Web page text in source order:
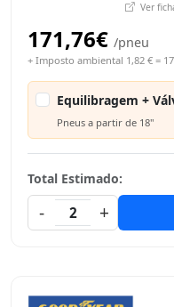
Ver
171,76€ /pneu
+ Imposto ambiental 1,82 € =
Equilibragem +
Pneus a partir de 18"
Total Estimado:
-
2 +